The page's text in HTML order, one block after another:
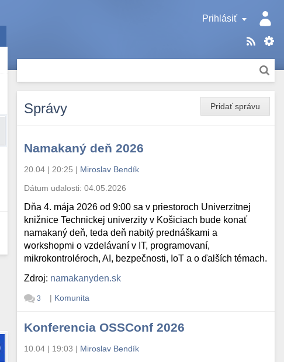
Prihlásiť
Pridať správu
Správy
Namakaný deň 2026
20.04 | 20:25 | Miroslav Bendík
Dátum udalosti:04.05.2026
Dňa 4. mája 2026 od 9:00 sa v priestoroch Univerzitnej
knižnice Technickej univerzity v Košiciach bude konať
namakaný deň, teda deň nabitý prednáškami a
workshopmi o vzdelávaní v IT, programovaní,
mikrokontroléroch, AI, bezpečnosti, IoT a o ďalších témach.
Zdroj: namakanyden.sk
3 | Komunita
Konferencia OSSConf 2026
10.04 | 19:03 | Miroslav Bendík